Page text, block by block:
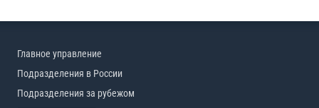
Главное управление
Подразделения в России
Подразделения за рубежом